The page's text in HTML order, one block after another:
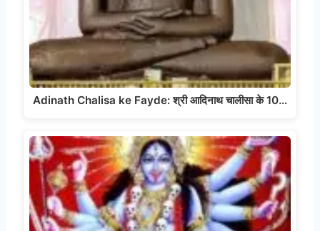
Adinath Chalisa ke Fayde: श्री आदिनाथ चालीसा के 10…